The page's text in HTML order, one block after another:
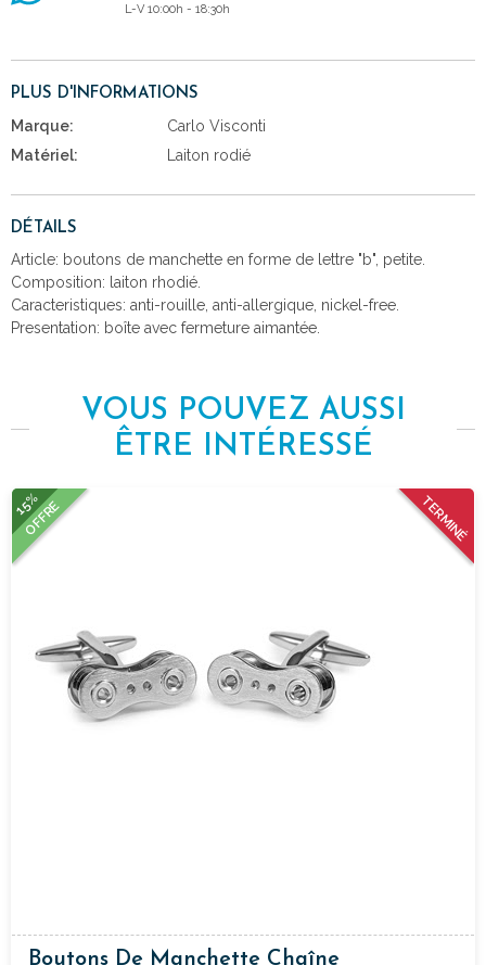
L-V 10:00h - 18:30h
PLUS D'INFORMATIONS
Marque:
Carlo Visconti
Matériel:
Laiton rodié
DÉTAILS
Article: boutons de manchette en forme de lettre "b", petite.
Composition: laiton rhodié.
Caracteristiques: anti-rouille, anti-allergique, nickel-free.
Presentation: boîte avec fermeture aimantée.
VOUS POUVEZ AUSSI
ÊTRE INTÉRESSÉ
TERMINÉ
15%
OFFRE
Boutons De Manchette Chaîne